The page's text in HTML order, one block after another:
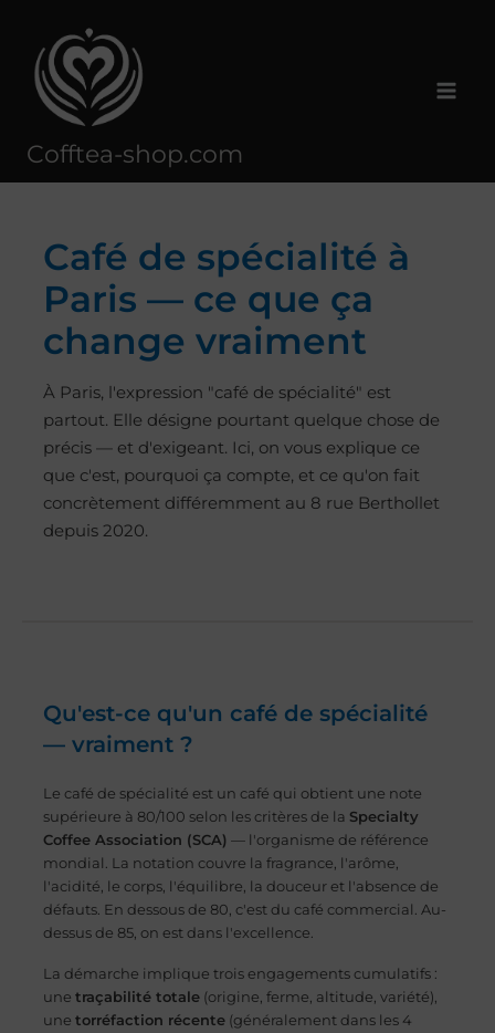
contenu
Cofftea-shop.com
Café de spécialité à
Paris — ce que ça
change vraiment
À Paris, l'expression "café de spécialité" est
partout. Elle désigne pourtant quelque chose de
précis — et d'exigeant. Ici, on vous explique ce
que c'est, pourquoi ça compte, et ce qu'on fait
concrètement différemment au 8 rue Berthollet
depuis 2020.
Qu'est-ce qu'un café de spécialité
— vraiment ?
Le café de spécialité est un café qui obtient une note
supérieure à 80/100 selon les critères de la Specialty
Coffee Association (SCA) — l'organisme de référence
mondial. La notation couvre la fragrance, l'arôme,
l'acidité, le corps, l'équilibre, la douceur et l'absence de
défauts. En dessous de 80, c'est du café commercial. Au-
dessus de 85, on est dans l'excellence.
La démarche implique trois engagements cumulatifs :
unetraçabilité totale (origine, ferme, altitude, variété),
unetorréfaction récente (généralement dans les 4